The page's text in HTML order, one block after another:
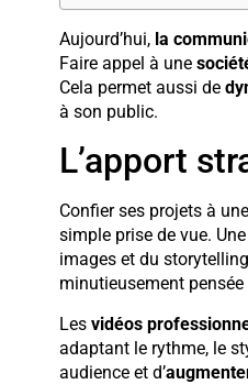
Aujourd’hui, la
Faire appel à une
Cela permet aussi de
à son public.
L’apport
Confier ses projets à
simple prise de vue. Une
images et du
minutieusement
Les vidéos
adaptant le rythme, le
audience et d’